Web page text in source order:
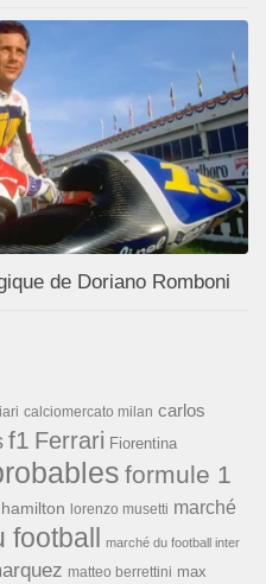
de Doriano Romboni
calciomercato milan carlos
f1 Ferrari Fiorentina
formule 1
lorenzo musetti marché
marché du football inter
matteo berrettini max